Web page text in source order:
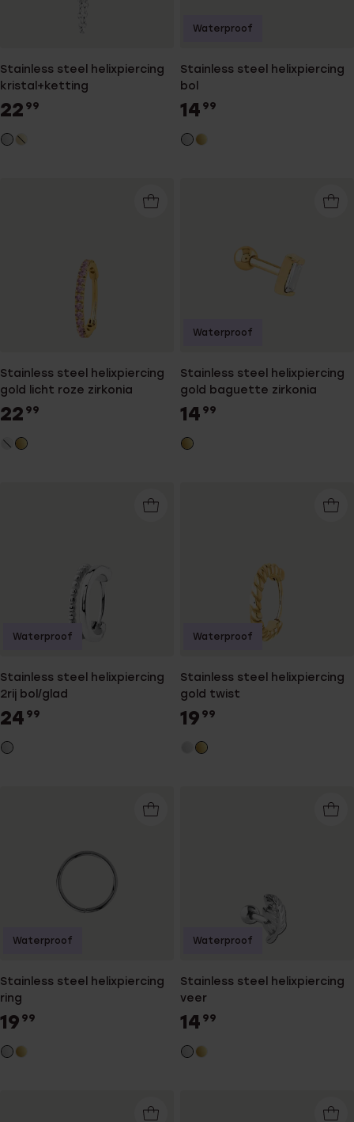
Stainless steel helixpiercing
kristal+ketting
22 99
Stainless steel helixpiercing
bol
14 99
Waterproof
Stainless steel helixpiercing
gold licht roze zirkonia
22 99
Stainless steel helixpiercing
gold baguette zirkonia
14 99
Waterproof
Stainless steel helixpiercing
2rij bol/glad
24 99
Waterproof
Stainless steel helixpiercing
gold twist
19 99
Waterproof
Stainless steel helixpiercing
ring
19 99
Waterproof
Stainless steel helixpiercing
veer
14 99
Waterproof